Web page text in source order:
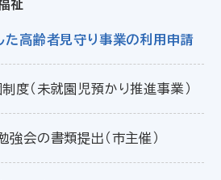
祉
高齢者見守り事業の利用申請
度（未就園児預かり推進事業）
強会の書類提出（市主催）